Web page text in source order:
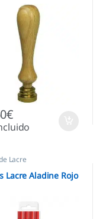
€
Lacre
Lacre Aladine Rojo